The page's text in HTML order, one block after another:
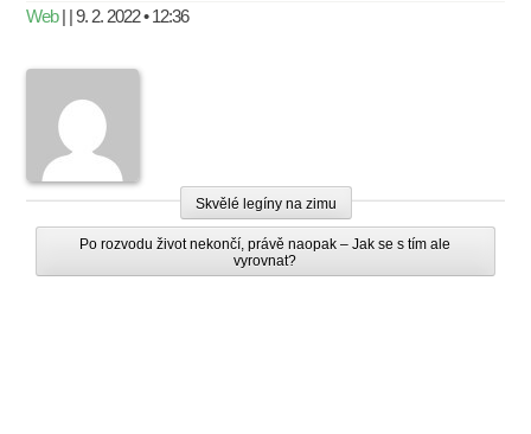
Web| | 9. 2. 2022 • 12:36
Skvělé legíny na zimu
Po rozvodu život nekončí, právě naopak – Jak se s tím ale
vyrovnat?